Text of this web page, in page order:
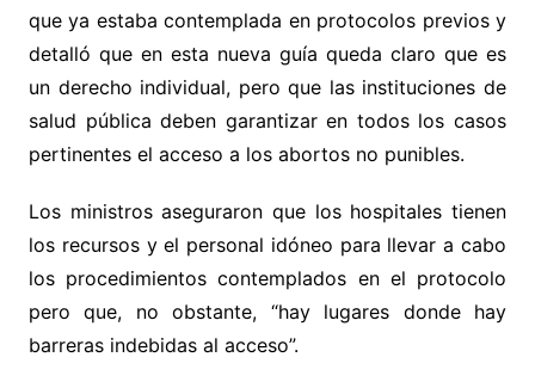
que ya estaba contemplada en protocolos previos y
detalló que en esta nueva guía queda claro que es
un derecho individual, pero que las instituciones de
salud pública deben garantizar en todos los casos
pertinentes el acceso a los abortos no punibles.
Los ministros aseguraron que los hospitales tienen
los recursos y el personal idóneo para llevar a cabo
los procedimientos contemplados en el protocolo
pero que, no obstante, “hay lugares donde hay
barreras indebidas al acceso”.